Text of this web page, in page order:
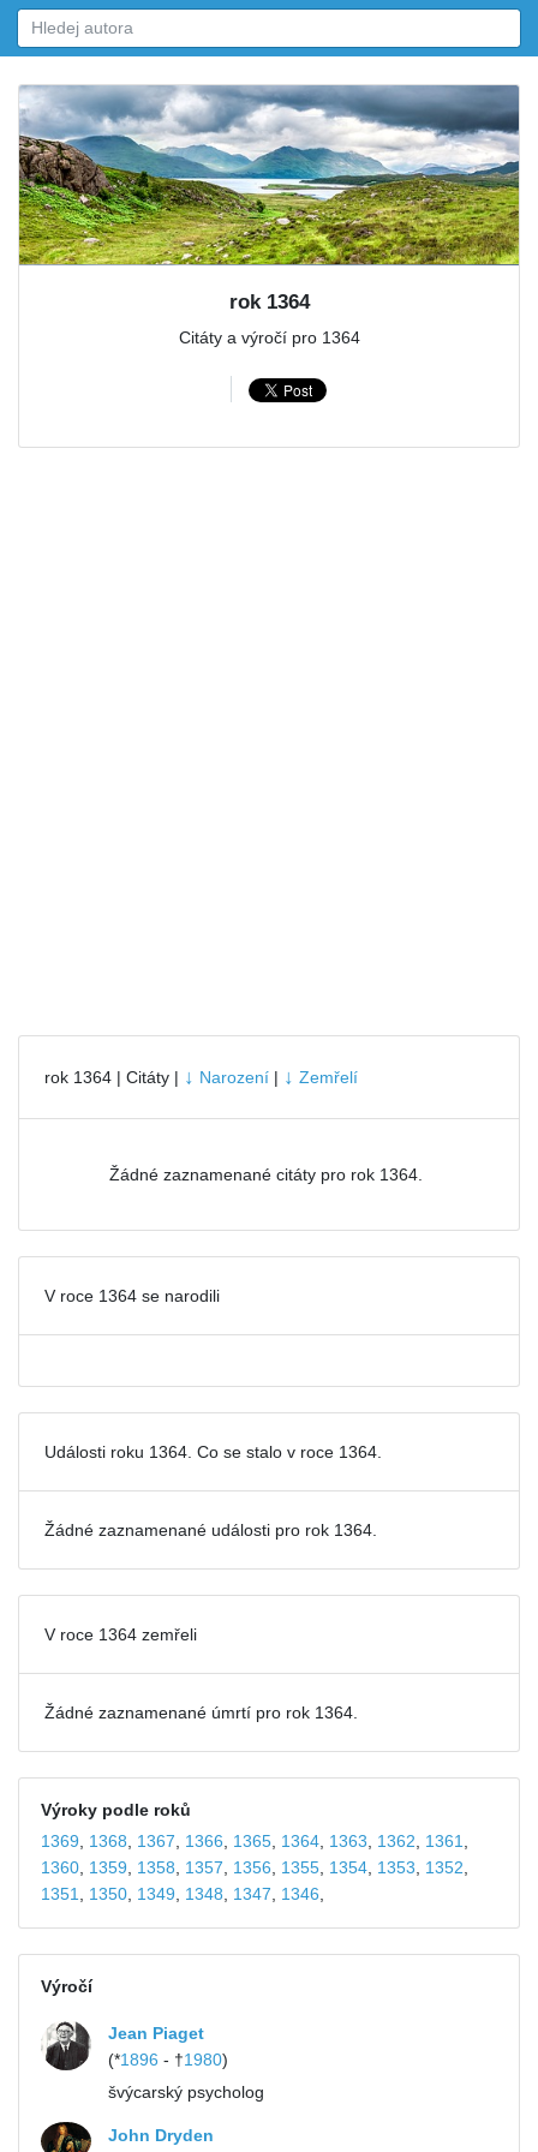
rok 1364
Citáty a výročí pro 1364
rok 1364 | Citáty | ↓ Narození | ↓ Zemřelí
Žádné zaznamenané citáty pro rok 1364.
V roce 1364 se narodili
Události roku 1364. Co se stalo v roce 1364.
Žádné zaznamenané události pro rok 1364.
V roce 1364 zemřeli
Žádné zaznamenané úmrtí pro rok 1364.
Výroky podle roků
1369
1368 1367 1366 1365, 1364, 1363 1362 1361
1360, 1359 1358 1357 1356 1355, 1354, 1353 1352
1351
1350, 1349 1348 1347 1346
Výročí
Jean Piaget
(*1896 - †1980)
švýcarský psycholog
John Dryden